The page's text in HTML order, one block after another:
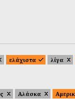
ελάχιστα λίγα
Αλάσκα